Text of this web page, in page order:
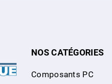
NOS CATÉGORIES
Composants PC